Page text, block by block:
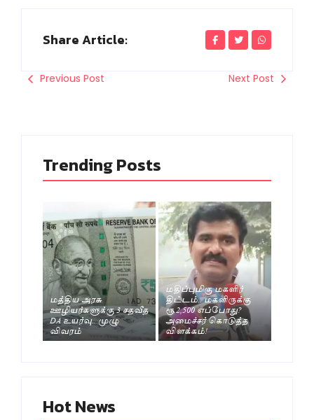
Share Article:
Previous Post Next Post
Trending Posts
மத்திய அரசு
ஊழியர்களுக்கு 3 சதவீத
DA உயர்வு.. முழு
விவரம்
மதிப்புமிகு மகளிர்
திட்டம்.. மகளிருக்கு
ரூ.2,500 எப்போது?
அமைச்சர் கொடுத்த
விளக்கம்!
Hot News